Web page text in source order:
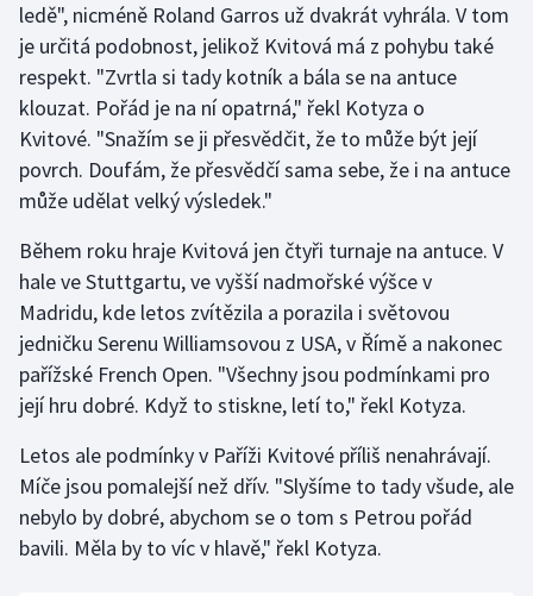
Golf
Gymnastika
Házená
Jezdectví
Judo
Krasobruslení
Lezení
Moderní pětiboj
Motorsport
ledě", nicméně Roland Garros už dvakrát vyhrála. V tom
je určitá podobnost, jelikož Kvitová má z pohybu také
respekt. "Zvrtla si tady kotník a bála se na antuce
klouzat. Pořád je na ní opatrná," řekl Kotyza o
Kvitové. "Snažím se ji přesvědčit, že to může být její
povrch. Doufám, že přesvědčí sama sebe, že i na antuce
může udělat velký výsledek."
Během roku hraje Kvitová jen čtyři turnaje na antuce. V
hale ve Stuttgartu, ve vyšší nadmořské výšce v
Madridu, kde letos zvítězila a porazila i světovou
jedničku Serenu Williamsovou z USA, v Římě a nakonec
pařížské French Open. "Všechny jsou podmínkami pro
její hru dobré. Když to stiskne, letí to," řekl Kotyza.
Letos ale podmínky v Paříži Kvitové příliš nenahrávají.
Míče jsou pomalejší než dřív. "Slyšíme to tady všude, ale
nebylo by dobré, abychom se o tom s Petrou pořád
bavili. Měla by to víc v hlavě," řekl Kotyza.